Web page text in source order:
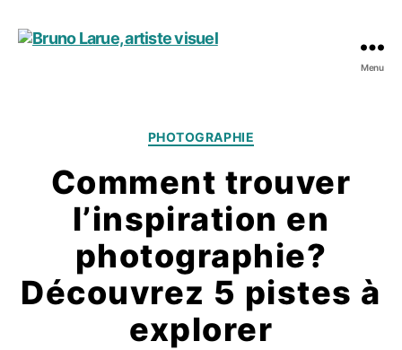
Menu
Catégories
PHOTOGRAPHIE
Comment trouver
l’inspiration en
photographie?
Découvrez 5 pistes à
explorer